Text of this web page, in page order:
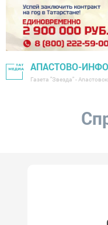
АПАСТОВО-
Газета "Звезда" -
История
Туризм